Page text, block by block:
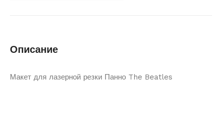
Описание
Макет для лазерной резки Панно The Beatles